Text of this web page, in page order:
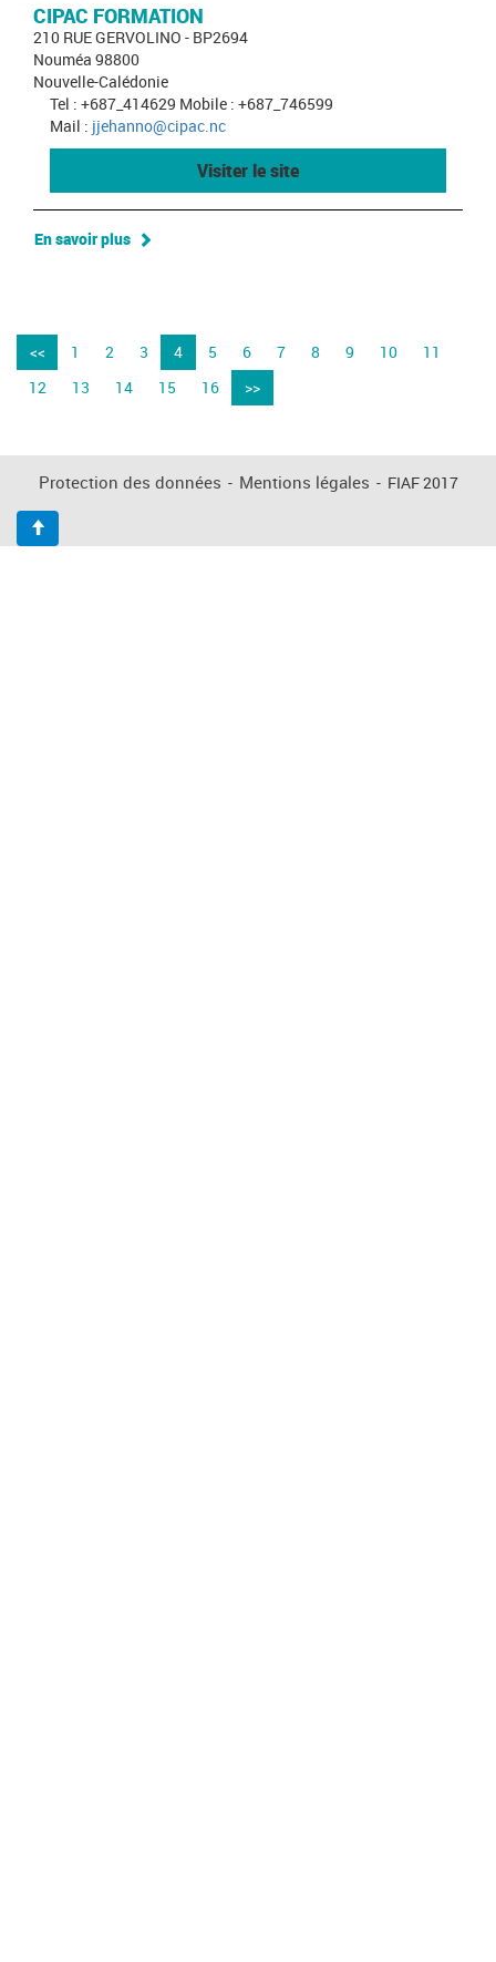
CIPAC FORMATION
210 RUE GERVOLINO - BP2694
Nouméa 98800
Nouvelle-Calédonie
Tel : +687_414629 Mobile : +687_746599
Mail : jjehanno@cipac.nc
Visiter le site
En savoir plus
<< 1 2 3 4 5 6 7 8 9 10
11
12
13 14 15 16 >>
Protection des données - Mentions légales - FIAF 2017